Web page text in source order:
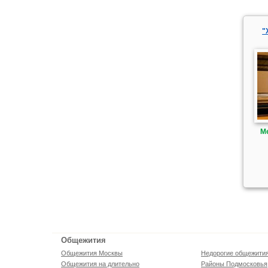
Общежития
Общежития Москвы
Общежития на длительно
Недорогие
Районы Подмосковья